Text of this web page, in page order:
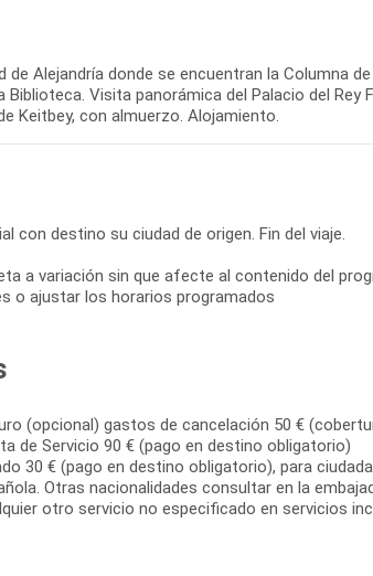
Alejandría donde se encuentran la Columna
Visita panorámica del Palacio del Rey
Keitbey, con almuerzo. Alojamiento.
con destino su ciudad de origen. Fin del viaje.
a variación sin que afecte al contenido del
o ajustar los horarios programados
(opcional) gastos de cancelación 50 €
de Servicio 90 € (pago en destino obligatorio)
30 € (pago en destino obligatorio), para
Otras nacionalidades consultar en la
otro servicio no especificado en servicios